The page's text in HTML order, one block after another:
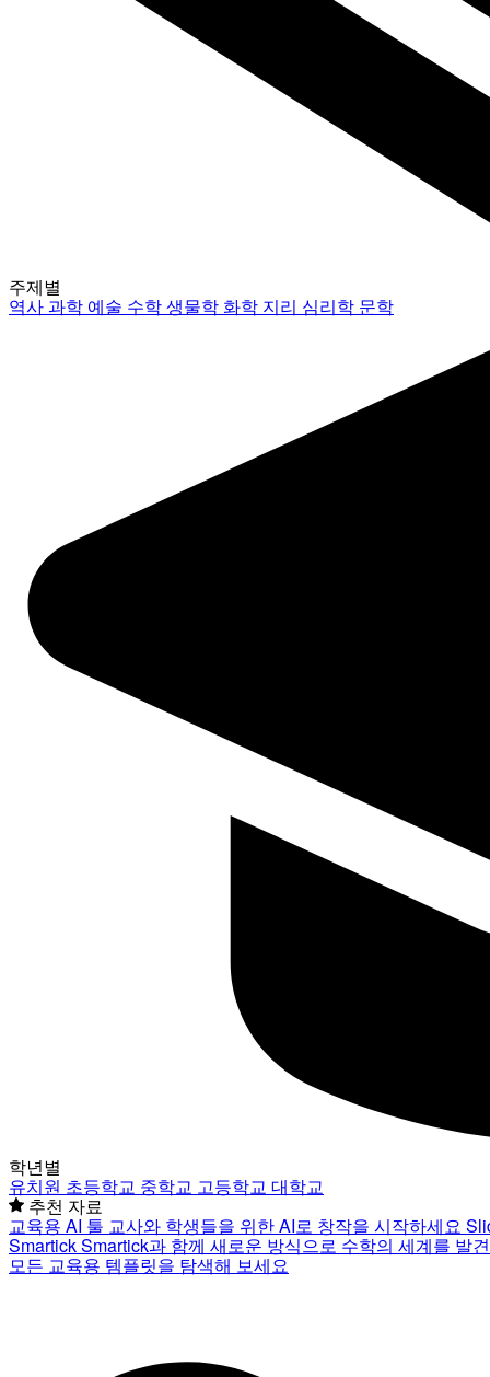
주제별
역사과학 예술 수학생물학 화학 지리 심리학 문학
학년별
유치원 초등학교 중학교 고등학교 대학교
추천 자료
교육용 AI 툴 교사와 학생들을 위한 AI로 창작을 시작하세요
SmartickSmartick과 함께 새로운 방식으로 수학의 세계를 발
모든 교육용 템플릿을 탐색해 보세요